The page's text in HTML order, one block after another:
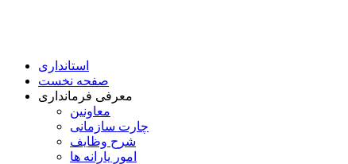
استانداری
صفحه نخست
معرفی فرمانداری
معاونین
چارت سازمانی
شرح وظایف
امور یارانه ها